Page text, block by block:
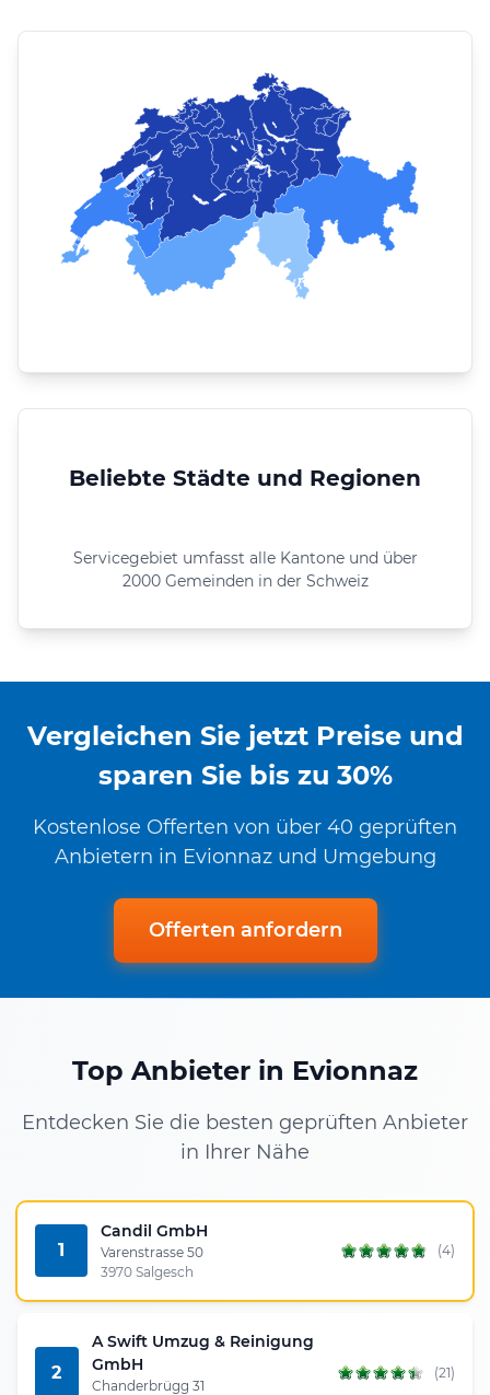
Beliebte Städte und Regionen
Servicegebiet umfasst alle Kantone und über
2000 Gemeinden in der Schweiz
Vergleichen Sie jetzt Preise und
sparen Sie bis zu 30%
Kostenlose Offerten von über 40 geprüften
Anbietern in Evionnaz und Umgebung
Offerten anfordern
Top Anbieter in Evionnaz
Entdecken Sie die besten geprüften Anbieter
in Ihrer Nähe
1
Candil GmbH
Varenstrasse 50
3970 Salgesch
(4)
2
A Swift Umzug & Reinigung
GmbH
Chanderbrügg 31
(21)